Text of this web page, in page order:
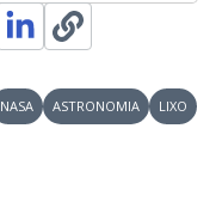
NASA ASTRONOMIA
LIXO